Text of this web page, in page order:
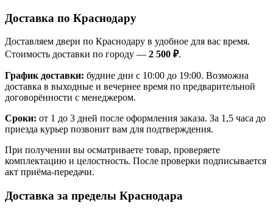
Доставка по Краснодару
Доставляем двери по Краснодару в удобное для вас время.
Стоимость доставки по городу — 2 500 ₽.
График доставки: будние дни с 10:00 до 19:00. Возможна
доставка в выходные и вечернее время по предварительной
договорённости с менеджером.
Сроки: от 1 до 3 дней после оформления заказа. За 1,5 часа до
приезда курьер позвонит вам для подтверждения.
При получении вы осматриваете товар, проверяете
комплектацию и целостность. После проверки подписывается
акт приёма-передачи.
Доставка за пределы Краснодара